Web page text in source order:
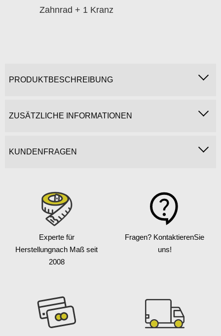
Zahnrad + 1 Kranz
PRODUKTBESCHREIBUNG
ZUSÄTZLICHE INFORMATIONEN
KUNDENFRAGEN
Experte für
Herstellungnach Maß seit
2008
Fragen? KontaktierenSie
uns!